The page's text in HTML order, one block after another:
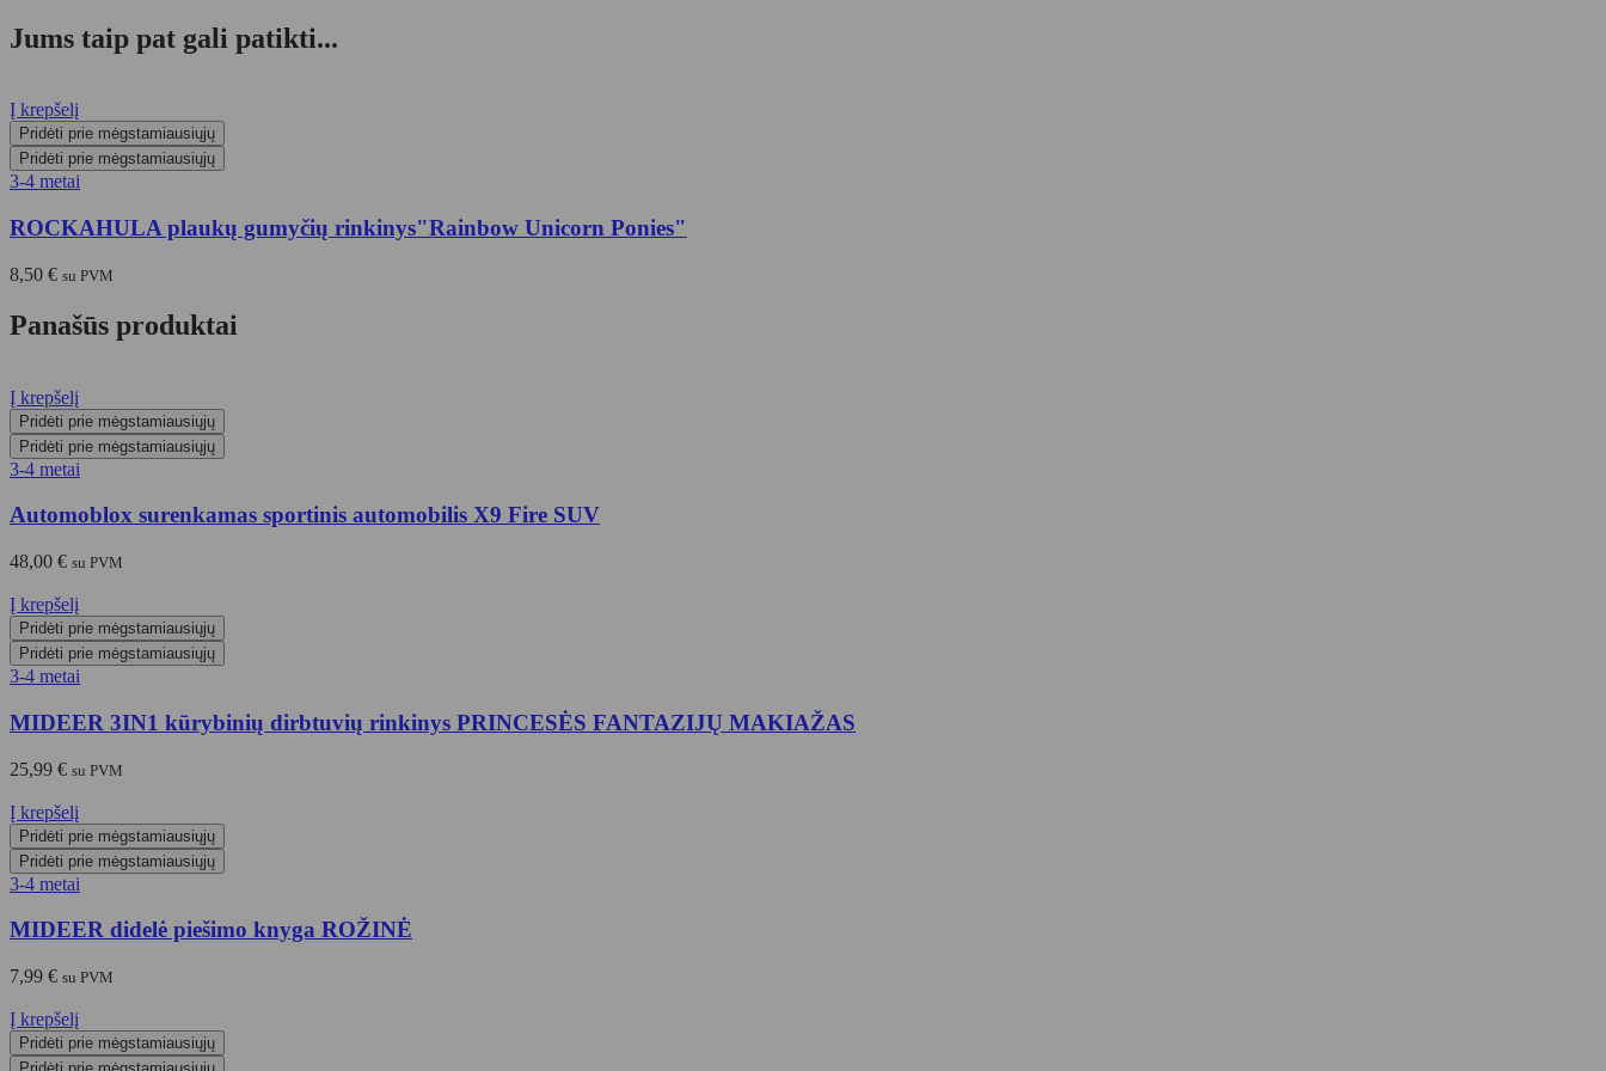
Jums taip pat gali patikti...
Į krepšelį
Pridėti prie mėgstamiausiųjų
Pridėti prie mėgstamiausiųjų
3-4 metai
ROCKAHULA plaukų gumyčių rinkinys"Rainbow Unicorn Ponies"
8,50 € su PVM
Panašūs produktai
Į krepšelį
Pridėti prie mėgstamiausiųjų
Pridėti prie mėgstamiausiųjų
3-4 metai
Automoblox surenkamas sportinis automobilis X9 Fire SUV
48,00 € su PVM
Į krepšelį
Pridėti prie mėgstamiausiųjų
Pridėti prie mėgstamiausiųjų
3-4 metai
MIDEER 3IN1 kūrybinių dirbtuvių rinkinys PRINCESĖS FANTAZIJŲ MAKIAŽAS
25,99 € su PVM
Į krepšelį
Pridėti prie mėgstamiausiųjų
Pridėti prie mėgstamiausiųjų
3-4 metai
MIDEER didelė piešimo knyga ROŽINĖ
7,99 € su PVM
Į krepšelį
Pridėti prie mėgstamiausiųjų